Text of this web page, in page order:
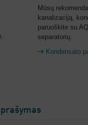
Mūsų
kanalizaciją,
paruoškite su
separatorių.
Kondensato